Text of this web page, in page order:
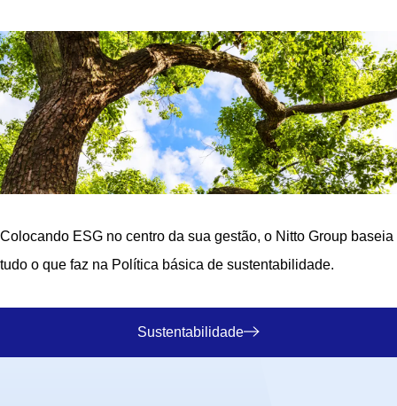
Colocando ESG no centro da sua gestão, o Nitto Group baseia
tudo o que faz na Política básica de sustentabilidade.
Sustentabilidade